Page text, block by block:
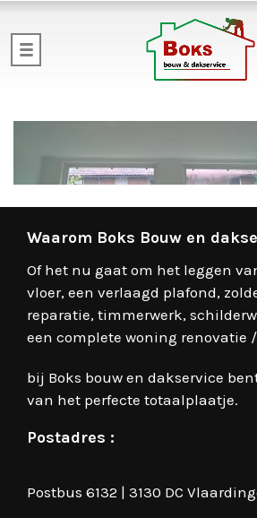
Waarom Boks Bouw en
Of het nu gaat om het leggen
vloer, een verlaagd plafond,
reparatie, timmerwerk,
een complete woning renovatie
bij Boks bouw en dakservice
van het perfecte totaalplaatje.
Postadres :
Postbus 6132 | 3130 DC